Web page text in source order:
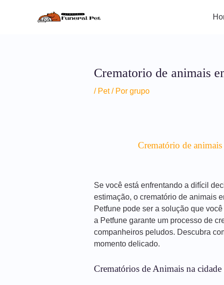
Crematorio de animais
/ Pet/ Por grupo
Crematório de animais
Se você está enfrentando a difícil
estimação, o crematório de animais
Petfune pode ser a solução que
a Petfune garante um processo de
companheiros peludos. Descubra
momento delicado.
Crematórios de Animais na